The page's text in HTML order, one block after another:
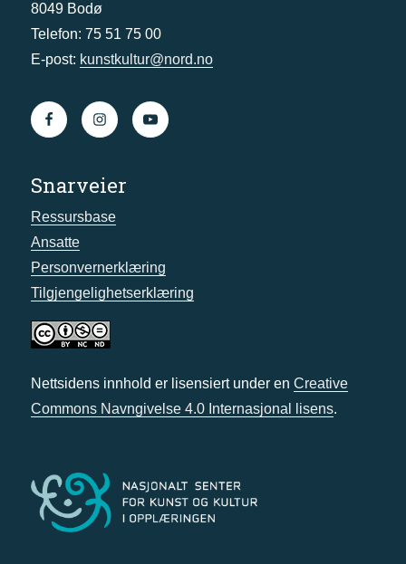
8049 Bodø
Telefon: 75 51 75 00
E-post: kunstkultur@nord.no
Snarveier
Ressursbase
Ansatte
Personvernerklæring
Tilgjengelighetserklæring
Nettsidens innhold er lisensiert under en Creative
Commons Navngivelse 4.0 Internasjonal lisens.